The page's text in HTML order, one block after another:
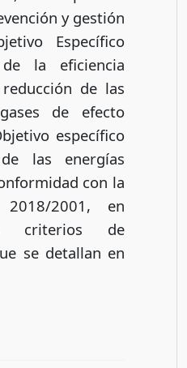
y gestión
Específico
la eficiencia
de las
de efecto
específico
las energías
con la
2018/2001, en
criterios de
se detallan en